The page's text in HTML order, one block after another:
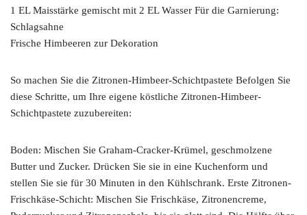
1 EL Maisstärke gemischt mit 2 EL Wasser Für die Garnierung:
Schlagsahne
Frische Himbeeren zur Dekoration
So machen Sie die Zitronen-Himbeer-Schichtpastete Befolgen Sie
diese Schritte, um Ihre eigene köstliche Zitronen-Himbeer-
Schichtpastete zuzubereiten:
Boden: Mischen Sie Graham-Cracker-Krümel, geschmolzene
Butter und Zucker. Drücken Sie sie in eine Kuchenform und
stellen Sie sie für 30 Minuten in den Kühlschrank. Erste Zitronen-
Frischkäse-Schicht: Mischen Sie Frischkäse, Zitronencreme,